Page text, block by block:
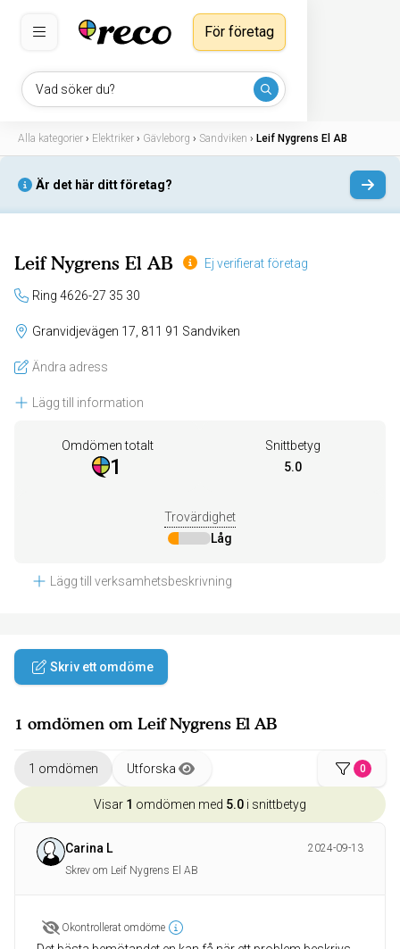
Vad söker du?
För företag
Alla kategorier › Elektriker › Gävleborg › Sandviken › Leif Nygrens El AB
Är det här ditt företag?
Leif Nygrens El AB Ej verifierat företag
Ring 4626-27 35 30
Granvidjevägen 17, 811 91 Sandviken
Ändra adress
Lägg till information
Omdömen totalt
1
Snittbetyg
5.0
Trovärdighet
Låg
Lägg till verksamhetsbeskrivning
Skriv ett omdöme
1 omdömen om Leif Nygrens El AB
1 omdömen Utforska 0
Visar 1 omdömen med 5.0 i snittbetyg
Carina L
2024-09-13
Skrev om Leif Nygrens El AB
Okontrollerat omdöme